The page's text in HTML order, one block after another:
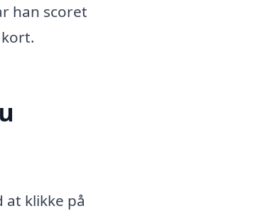
han scoret
at klikke på